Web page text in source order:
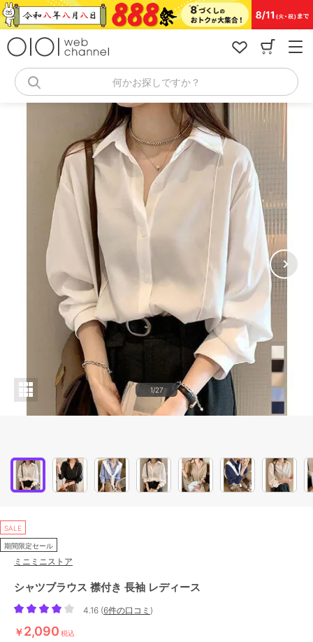
コ
ン
何かお探しですか？
1/27
SALE
期間限定セール
ミニミニストア
シャツブラウス 襟付き 長袖 レディース
4.16 (6件の口コミ )
￥2,090 税込